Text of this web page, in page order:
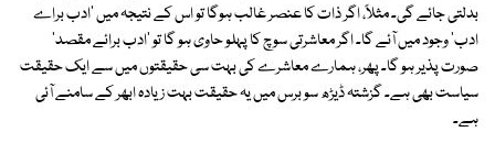
بدلتی جائے گی۔ مثلاً، اگر ذات کا عنصر غالب ہوگا تو اس کے نتیجہ میں 'ادب براے
ادب' وجود میں آئے گا۔ اگر معاشرتی سوچ کا پہلو حاوی ہو گا تو 'ادب برائے مقصد'
صورت پذیر ہو گا۔ پھر، ہمارے معاشرے کی بہت سی حقیقتوں میں سے ایک حقیقت
سیاست بھی ہے۔ گزشتہ ڈیڑھ سو برس میں یہ حقیقت بہت زیادہ ابھر کے سامنے آئی
ہے۔